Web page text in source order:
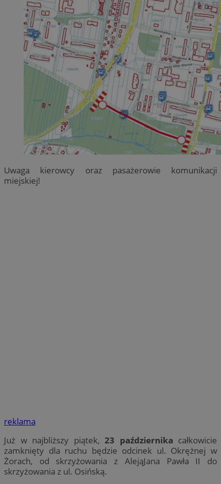
Uwaga kierowcy oraz pasażerowie komunikacji
miejskiej!
reklama
Już w najbliższy piątek, 23 października całkowicie
zamknięty dla ruchu będzie odcinek ul. Okrężnej w
Żorach, od skrzyżowania z AlejąJana Pawła II do
skrzyżowania z ul. Osińską.